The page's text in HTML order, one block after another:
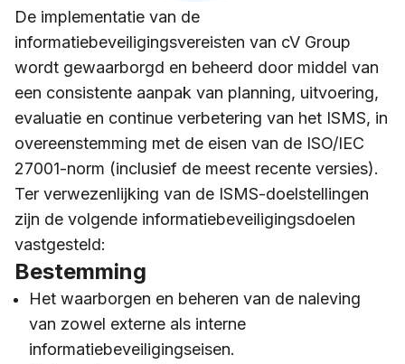
De implementatie van de
informatiebeveiligingsvereisten van cV Group
wordt gewaarborgd en beheerd door middel van
een consistente aanpak van planning, uitvoering,
evaluatie en continue verbetering van het ISMS, in
overeenstemming met de eisen van de ISO/IEC
27001-norm (inclusief de meest recente versies).
Ter verwezenlijking van de ISMS-doelstellingen
zijn de volgende informatiebeveiligingsdoelen
vastgesteld:
Bestemming
Het waarborgen en beheren van de naleving
van zowel externe als interne
informatiebeveiligingseisen.